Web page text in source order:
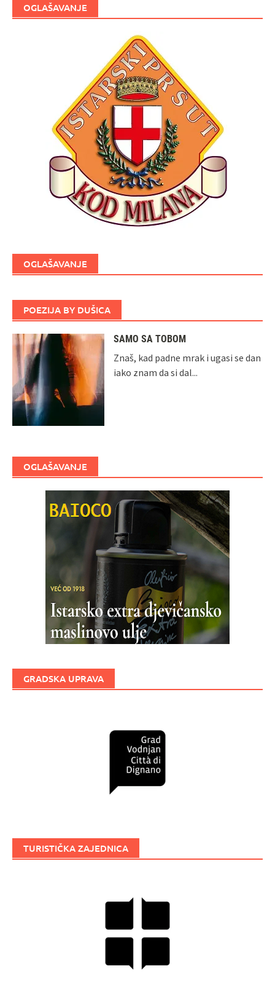
OGLAŠAVANJE
OGLAŠAVANJE
POEZIJA BY DUŠICA
SAMO SA TOBOM
Znaš, kad padne mrak i ugasi se dan
iako znam da si dal...
OGLAŠAVANJE
GRADSKA UPRAVA
TURISTIČKA ZAJEDNICA